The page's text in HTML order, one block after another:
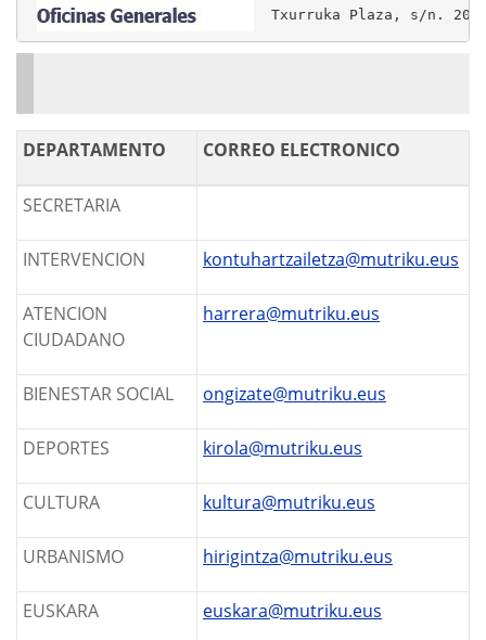
Txurruka Plaza, s/n.
DEPARTAMENTO CORREO ELECTRONICO
SECRETARIA
INTERVENCION kontuhartzailetza@mutriku.eus
ATENCION
CIUDADANO
harrera@mutriku.eus
BIENESTAR SOCIAL ongizate@mutriku.eus
DEPORTES kirola@mutriku.eus
CULTURA kultura@mutriku.eus
URBANISMO hirigintza@mutriku.eus
EUSKARA euskara@mutriku.eus